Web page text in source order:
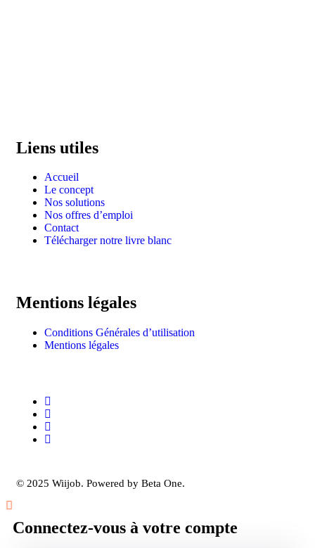
Liens utiles
Accueil
Le concept
Nos solutions
Nos offres d’emploi
Contact
Télécharger notre livre blanc
Mentions légales
Conditions Générales d’utilisation
Mentions légales
© 2025 Wiijob. Powered by Beta One.
Connectez-vous à votre compte